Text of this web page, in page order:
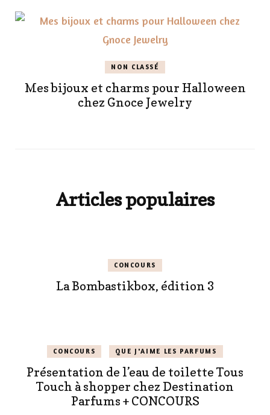
NON CLASSÉ
Mes bijoux et charms pour Halloween
chez Gnoce Jewelry
Articles populaires
CONCOURS
La Bombastikbox, édition 3
CONCOURS QUE J'AIME LES PARFUMS
Présentation de l’eau de toilette Tous
Touch à shopper chez Destination
Parfums + CONCOURS